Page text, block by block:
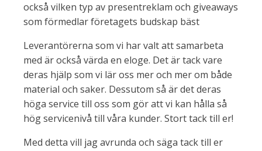
också vilken typ av presentreklam och giveaways
som förmedlar företagets budskap bäst
Leverantörerna som vi har valt att samarbeta
med är också värda en eloge. Det är tack vare
deras hjälp som vi lär oss mer och mer om både
material och saker. Dessutom så är det deras
höga service till oss som gör att vi kan hålla så
hög servicenivå till våra kunder. Stort tack till er!
Med detta vill jag avrunda och säga tack till er